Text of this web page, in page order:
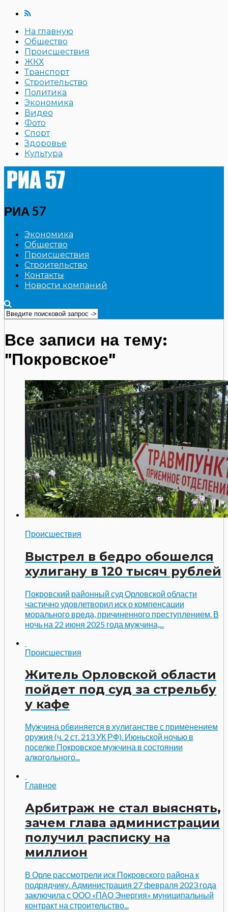
На главную
Общество
Происшествия
ЖКХ
Транспорт
Строительство
Политика
Экономика
Видео
Фото
Спорт
Здоровье
Культура
РИА 57
Экономика
Общество
Происшествия
Строительство
Контакты
Новости компаний
Все записи на тему:
"Покровское"
Происшествия
Выстрел в бедро обошелся
хулигану в 120 тысяч рублей
Покровский районный суд Орловской области
частично удовлетворил иск о компенсации
морального вреда, причиненного преступлением. В
ночь на 22 июня 2025 года мужчина,...
Происшествия
Житель Орловской области
пойдет под суд за стрельбу
у кафе
Мужчина обвиняется в хулиганстве с применением
оружия (ч. 2 ст. 213 УК РФ). Июньской ночью в
поселке Покровское мужчина в состоянии
алкогольного...
Главное
Арбитраж не стал выяснять,
зачем глава администрации
получил расписку на
миллион
В Орле рассмотрели иск Покровского района к
подрядчику. Администрация 27 февраля 2023 года
заключила с ООО «ПАО Энергия» муниципальный
контракт на строительство...